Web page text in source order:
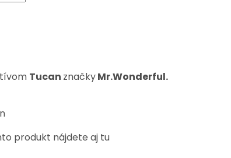
Tucan značkyMr.Wonderful.
produkt nájdete aj tu